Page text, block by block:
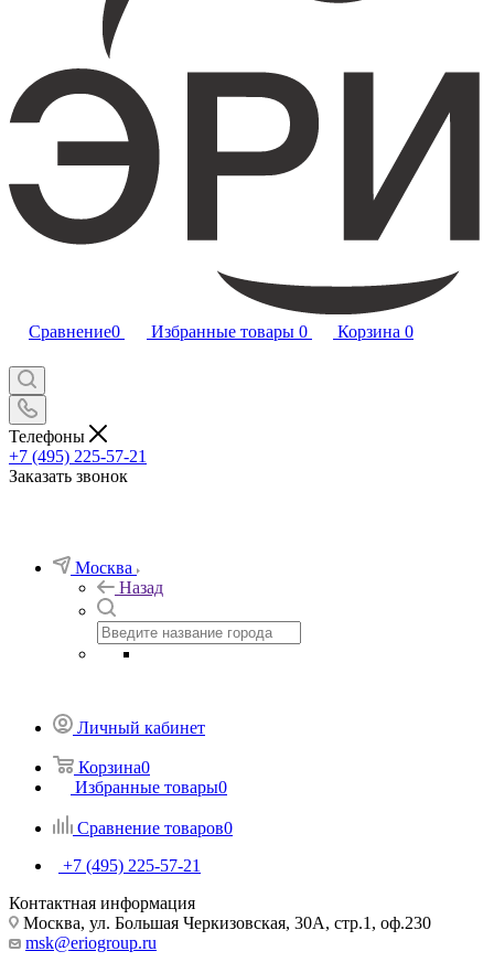
Сравнение0 Избранные товары 0 Корзина 0
Телефоны
+7 (495) 225-57-21
Заказать звонок
Москва
Назад
Личный кабинет
Корзина0
Избранные товары0
Сравнение товаров0
+7 (495) 225-57-21
Контактная информация
Москва, ул. Большая Черкизовская, 30А, стр.1, оф.230
msk@eriogroup.ru